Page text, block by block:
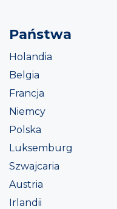
Państwa
Holandia
Belgia
Francja
Niemcy
Polska
Luksemburg
Szwajcaria
Austria
Irlandii